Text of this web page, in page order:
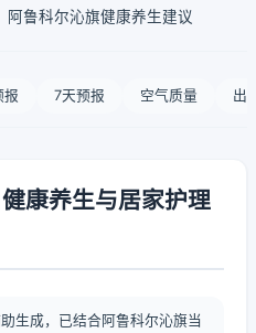
阿鲁科尔沁旗健康养生建议
报 7天预报 空气质量 出
康养生与居家护理
生成，已结合阿鲁科尔沁旗当